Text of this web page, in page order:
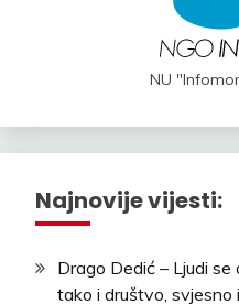
NU
Najnovije vijesti:
Drago Dedić – Ljudi
tako i društvo, svjesno